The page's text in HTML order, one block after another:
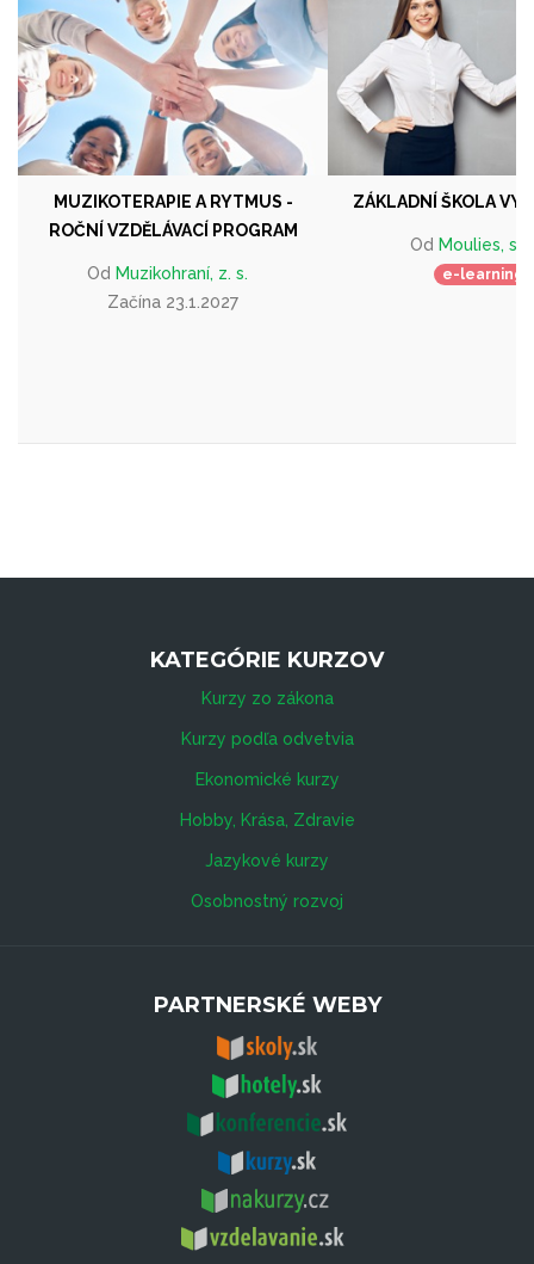
MUZIKOTERAPIE A RYTMUS -
ROČNÍ VZDĚLÁVACÍ PROGRAM
Od Muzikohraní, z. s.
Začína 23.1.2027
ZÁKLADNÍ ŠKOLA
Od Moulies,
e-learning
KATEGÓRIE KURZOV
Kurzy zo zákona
Kurzy podľa odvetvia
Ekonomické kurzy
Hobby, Krása, Zdravie
Jazykové kurzy
Osobnostný rozvoj
PARTNERSKÉ WEBY